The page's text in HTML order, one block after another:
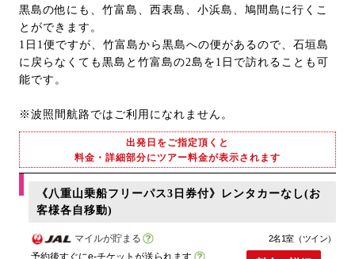
黒島の他にも、竹富島、西表島、小浜島、鳩間島に行くこ
とができます。
1日1便ですが、竹富島から黒島への便があるので、石垣島
に戻らなくても黒島と竹富島の2島を1日で訪れることも可
能です。
※波照間航路ではご利用になれません。
出発日をご指定頂くと
料金・詳細部分にツアー料金が表示されます
《八重山乗船フリーパス3日券付》レンタカーなし(お
客様各自移動)
マイルが貯まる
予約後すぐにe-チケットが送られます
2名1室（ツイン）